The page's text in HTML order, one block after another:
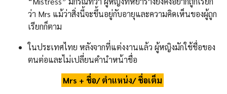
ว่า Mrs แม้ว่าสิ่งนี้จะขึ้นอยู่กับอายุและความคิดเห็นของผู้ถูก
เรียกก็ตาม
ในประเทศไทย หลังจากที่แต่งงานแล้ว ผู้หญิงมักใช้ชื่อของ
ตนต่อและไม่เปลี่ยนคำนำหน้าชื่อ
Mrs + ชื่อ/ ตำแหน่ง/ ชื่อเต็ม